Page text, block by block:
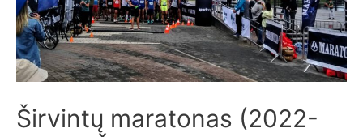
Širvintų maratonas (2022-